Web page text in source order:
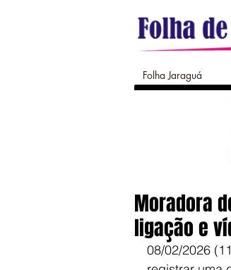
Folha Jaraguá
Moradora
ligação e
08/02/2026